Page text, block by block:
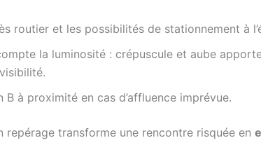
routier et les possibilités de stationnement à
la luminosité : crépuscule et aube
B à proximité en cas d’affluence imprévue.
repérage transforme une rencontre risquée en